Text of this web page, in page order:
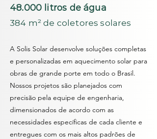
48.000 litros de água
384 m² de coletores solares
A Solis Solar desenvolve soluções completas
e personalizadas em aquecimento solar para
obras de grande porte em todo o Brasil.
Nossos projetos são planejados com
precisão pela equipe de engenharia,
dimensionados de acordo com as
necessidades específicas de cada cliente e
entregues com os mais altos padrões de